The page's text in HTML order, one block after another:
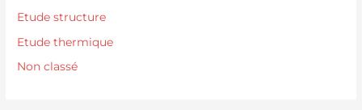
Etude structure
Etude thermique
Non classé